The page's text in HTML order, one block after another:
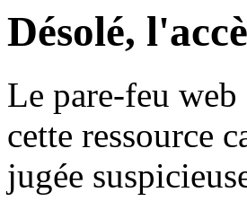
Désolé,
Le pare-feu
cette ressource
jugée